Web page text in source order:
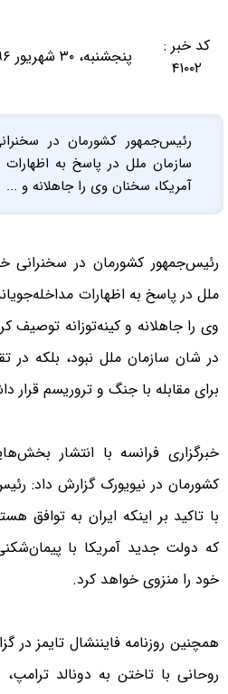
کد خبر :
۴۱۰۰۲
پنجشنبه، ۳۰ شهریور ۱۳۹۶ - ۰۸:۱۲:۳۶
رئیس‌جمهور کشورمان در
سازمان ملل در پاسخ به
آمریکا، سخنان وی را جاهلانه و ...
رئیس‌جمهور کشورمان در سخنرانی
ملل در پاسخ به اظهارات
وی را جاهلانه و کینه‌توزانه توصیف
در شان سازمان ملل نبود، بلکه در
برای مقابله با جنگ و تروریسم قرار
خبرگزاری فرانسه با انتشار
کشورمان در نیویورک گزارش داد:
با تاکید بر اینکه ایران به توافق
که دولت جدید آمریکا با
خود را منزوی خواهد کرد.
همچنین روزنامه فایننشال تایمز
روحانی با تاختن به دونالد